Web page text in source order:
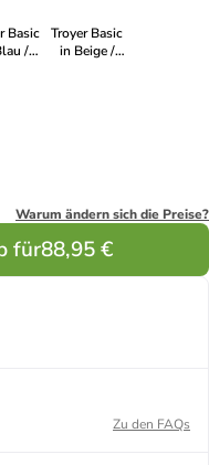
Basic
/
Troyer Basic
in Beige /
Warum ändern sich die Preise?
für88,95 €
Zu den FAQs